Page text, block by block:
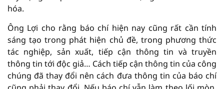
hóa.
Ông Lợi cho rằng báo chí hiện nay cũng rất cần tính
sáng tạo trong phát hiện chủ đề, trong phương thức
tác nghiệp, sản xuất, tiếp cận thông tin và truyền
thông tin tới độc giả… Cách tiếp cận thông tin của công
chúng đã thay đổi nên cách đưa thông tin của báo chí